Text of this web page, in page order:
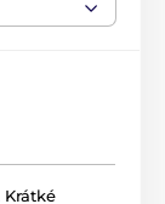
Krátké